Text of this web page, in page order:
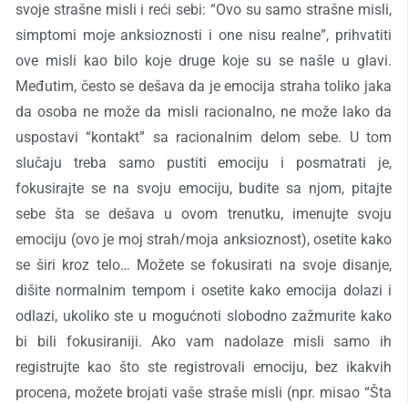
svoje strašne misli i reći sebi: “Ovo su samo strašne misli,
simptomi moje anksioznosti i one nisu realne”, prihvatiti
ove misli kao bilo koje druge koje su se našle u glavi.
Međutim, često se dešava da je emocija straha toliko jaka
da osoba ne može da misli racionalno, ne može lako da
uspostavi “kontakt” sa racionalnim delom sebe. U tom
slučaju treba samo pustiti emociju i posmatrati je,
fokusirajte se na svoju emociju, budite sa njom, pitajte
sebe šta se dešava u ovom trenutku, imenujte svoju
emociju (ovo je moj strah/moja anksioznost), osetite kako
se širi kroz telo… Možete se fokusirati na svoje disanje,
dišite normalnim tempom i osetite kako emocija dolazi i
odlazi, ukoliko ste u mogućnoti slobodno zažmurite kako
bi bili fokusiraniji. Ako vam nadolaze misli samo ih
registrujte kao što ste registrovali emociju, bez ikakvih
procena, možete brojati vaše straše misli (npr. misao “Šta